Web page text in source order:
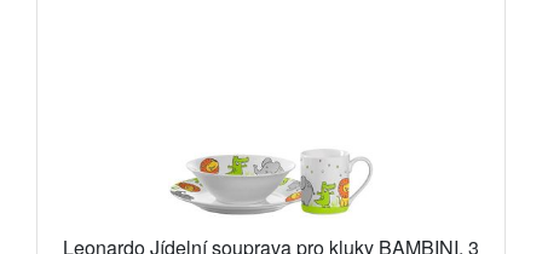
Leonardo Jídelní souprava pro kluky BAMBINI, 3